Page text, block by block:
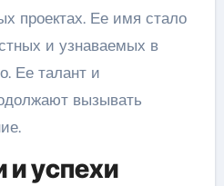
проектах. Ее имя стало
и узнаваемых в
Ее талант и
вызывать
успехи